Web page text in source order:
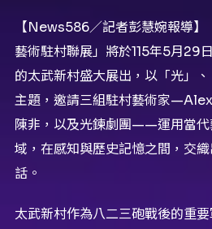
【News586／記者彭慧婉報導
藝術駐村聯展」將於115年5月29
的太武新村盛大展出，以「光」
主題，邀請三組駐村藝術家
陳非，以及光鍊劇團——運用當代
域，在感知與歷史記憶之間，交
話。
太武新村作為八二三砲戰後的重